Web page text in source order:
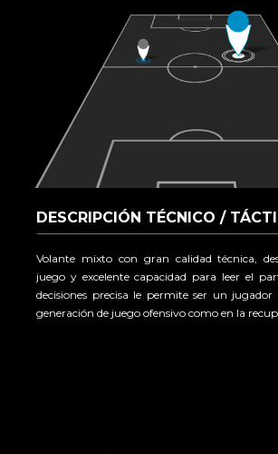
DESCRIPCIÓN TÉCNICO /
Volante mixto con gran calidad técnica,
juego y excelente capacidad para leer el
decisiones precisa le permite ser un
generación de juego ofensivo como en la